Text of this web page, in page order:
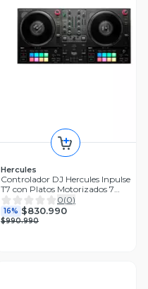
Hercules
Controlador DJ Hercules Inpulse
T7 con Platos Motorizados 7
Pulgadas Compatible con
Serato
0(0)
16% $830.990
$990.990